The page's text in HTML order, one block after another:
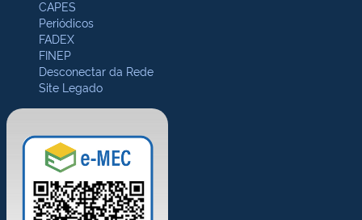
CAPES
Periódicos
FADEX
FINEP
Desconectar da Rede
Site Legado